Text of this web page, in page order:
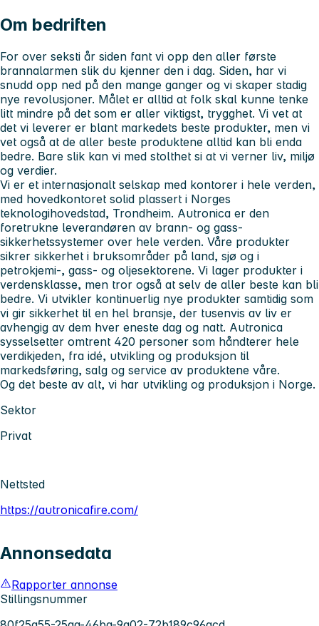
Om bedriften
For over seksti år siden fant vi opp den aller første
brannalarmen slik du kjenner den i dag. Siden, har vi
snudd opp ned på den mange ganger og vi skaper stadig
nye revolusjoner. Målet er alltid at folk skal kunne tenke
litt mindre på det som er aller viktigst, trygghet. Vi vet at
det vi leverer er blant markedets beste produkter, men vi
vet også at de aller beste produktene alltid kan bli enda
bedre. Bare slik kan vi med stolthet si at vi verner liv, miljø
og verdier.
Vi er et internasjonalt selskap med kontorer i hele verden,
med hovedkontoret solid plassert i Norges
teknologihovedstad, Trondheim. Autronica er den
foretrukne leverandøren av brann- og gass-
sikkerhetssystemer over hele verden. Våre produkter
sikrer sikkerhet i bruksområder på land, sjø og i
petrokjemi-, gass- og oljesektorene. Vi lager produkter i
verdensklasse, men tror også at selv de aller beste kan bli
bedre. Vi utvikler kontinuerlig nye produkter samtidig som
vi gir sikkerhet til en hel bransje, der tusenvis av liv er
avhengig av dem hver eneste dag og natt. Autronica
sysselsetter omtrent 420 personer som håndterer hele
verdikjeden, fra idé, utvikling og produksjon til
markedsføring, salg og service av produktene våre.
Og det beste av alt, vi har utvikling og produksjon i Norge.
Sektor
Privat
Nettsted
https://autronicafire.com/
Annonsedata
Rapporter annonse
Stillingsnummer